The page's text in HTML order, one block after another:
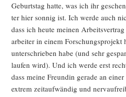
Geburts­tag hat­te, was ich ihr
ter hier son­nig ist. Ich wer­de auch
dass ich heu­te mei­nen
ar­bei­ter in einem For­schungs­pro­jekt
unter­schrie­ben habe (und sehr
lau­fen wird). Und ich wer­de erst
dass mei­ne Freun­din gera­de an
extrem zeit­auf­wän­dig und